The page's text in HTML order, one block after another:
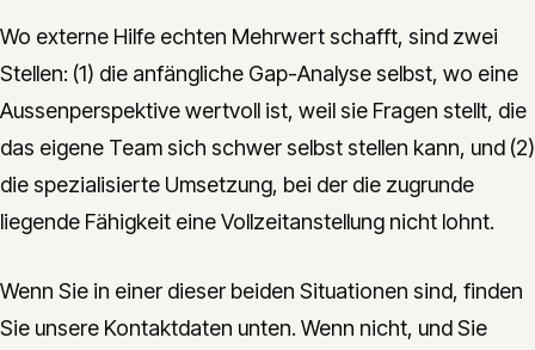
Wo externe Hilfe echten Mehrwert schafft, sind zwei
Stellen: (1) die anfängliche Gap-Analyse selbst, wo eine
Aussenperspektive wertvoll ist, weil sie Fragen stellt, die
das eigene Team sich schwer selbst stellen kann, und (2)
die spezialisierte Umsetzung, bei der die zugrunde
liegende Fähigkeit eine Vollzeitanstellung nicht lohnt.
Wenn Sie in einer dieser beiden Situationen sind, finden
Sie unsere Kontaktdaten unten. Wenn nicht, und Sie